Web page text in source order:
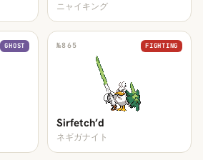
ニャイキング
GHOST №865 FIGHTING
Sirfetch’d
ネギガナイト